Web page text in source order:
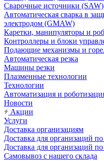
Сварочные источники (SAW)
Автоматическая сварка в
электродом (GMAW)
Каретки, манипуляторы и
Контроллеры и блоки
Подающие механизмы и
Автоматическая резка
Машины резки
Плазменные технологии
Технологии
Автоматизация и
Новости
Акции
Услуги
Доставка организациям
Доставка для организаций
Доставка для организаций
Самовывоз с нашего склада